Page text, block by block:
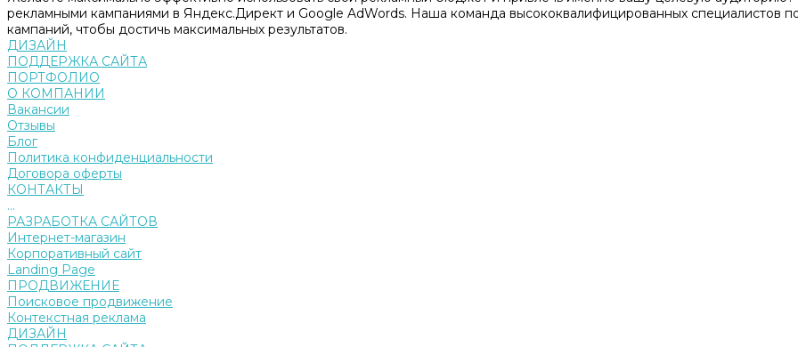
рекламными кампаниями в Яндекс.Директ и Google AdWords. Наша команда высококвалифицированных специалистов
кампаний, чтобы достичь максимальных результатов.
ДИЗАЙН
ПОДДЕРЖКА САЙТА
ПОРТФОЛИО
О КОМПАНИИ
Вакансии
Отзывы
Блог
Политика конфиденциальности
Договора оферты
КОНТАКТЫ
...
РАЗРАБОТКА САЙТОВ
Интернет-магазин
Корпоративный сайт
Landing Page
ПРОДВИЖЕНИЕ
Поисковое продвижение
Контекстная реклама
ДИЗАЙН